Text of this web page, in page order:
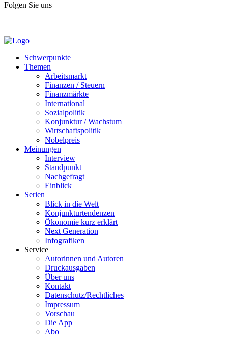
Folgen Sie uns
Schwerpunkte
Themen
Arbeitsmarkt
Finanzen / Steuern
Finanzmärkte
International
Sozialpolitik
Konjunktur / Wachstum
Wirtschaftspolitik
Nobelpreis
Meinungen
Interview
Standpunkt
Nachgefragt
Einblick
Serien
Blick in die Welt
Konjunkturtendenzen
Ökonomie kurz erklärt
Next Generation
Infografiken
Service
Autorinnen und Autoren
Druckausgaben
Über uns
Kontakt
Datenschutz/Rechtliches
Impressum
Vorschau
Die App
Abo